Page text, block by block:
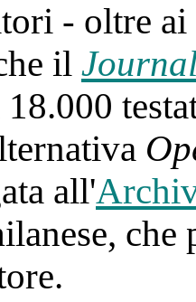
- oltre
il
all'